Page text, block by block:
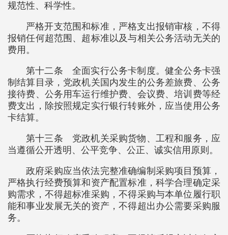
规范性、科学性。
严格开支范围和标准，严格支出报销审核，不得
报销任何超范围、超标准以及与相关公务活动无关的
费用。
第十二条 全面实行公务卡制度。健全公务卡强
制结算目录，党政机关国内发生的公务差旅费、公务
接待费、公务用车运行维护费、会议费、培训费等经
费支出，除按照规定实行银行转账外，应当使用公务
卡结算。
第十三条 党政机关采购货物、工程和服务，应
当遵循公开透明、公平竞争、公正、诚实信用原则。
政府采购应当依法完整准确编制采购项目预算，
严格执行经费预算和资产配置标准，科学合理确定采
购需求，不得超标准采购，不得采购与本单位履行职
能和事业发展无关的资产，不得超出办公需要采购服
务。